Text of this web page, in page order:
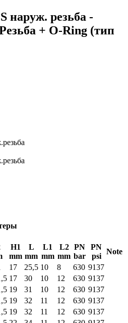
наруж. резьба -
+ O-Ring (тип
H1
mm
L
mm
L1
mm
L2
mm
PN
bar
PN
psi
Note
17 25,5 10 8 630 9137
17 30 10 12 630 9137
19 31 10 12 630 9137
19 32 11 12 630 9137
19 32 11 12 630 9137